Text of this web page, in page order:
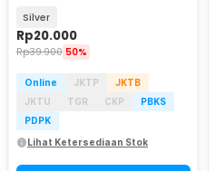
Silver
Rp20.000
Rp39.900 50%
Online JKTP
JKTB
JKTU
TGR CKP
PBKS
PDPK
Lihat Ketersediaan Stok